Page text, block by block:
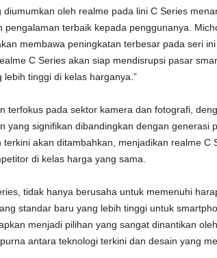
diumumkan oleh realme pada lini C Series
pengalaman terbaik kepada penggunanya.
membawa peningkatan terbesar pada seri
C Series akan siap mendisrupsi pasar
tinggi di kelas harganya.”
terfokus pada sektor kamera dan fotografi,
yang signifikan dibandingkan dengan generasi
akan ditambahkan, menjadikan realme C
di kelas harga yang sama.
tidak hanya berusaha untuk memenuhi
standar baru yang lebih tinggi untuk
menjadi pilihan yang sangat dinantikan
antara teknologi terkini dan desain yang